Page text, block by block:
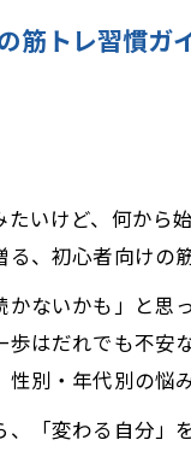
筋トレ習慣ガ
たいけど、何から
る、初心者向けの
かないかも」と思
はだれでも不安
性別・年代別の悩
、「変わる自分」